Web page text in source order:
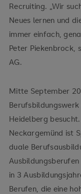
Recruiting. „Wir
Neues lernen und
immer einfach,
Peter Piekenbrock,
AG.
Mitte September
Heidelberg
Neckargemünd ist
duale
in 3
Berufen, die eine